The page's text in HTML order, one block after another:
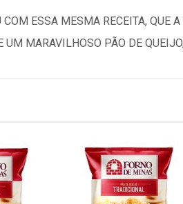
ESSA MESMA RECEITA, QUE
MARAVILHOSO PÃO DE